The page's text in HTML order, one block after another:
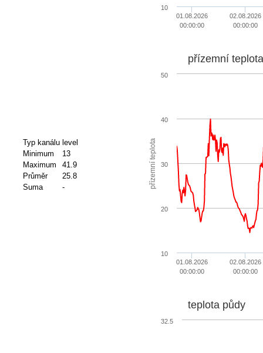
01.08.2026
00:00:00
02.08.2026
00:00:00
10
Typ kanálu level
Minimum
13
Maximum
41.9
Průměr
25.8
Suma
- přízemní teplota
přízemní
01.08.2026
00:00:00
02.08.2026
00:00:00
10
20
30
40
50
teplota půdy
32.5